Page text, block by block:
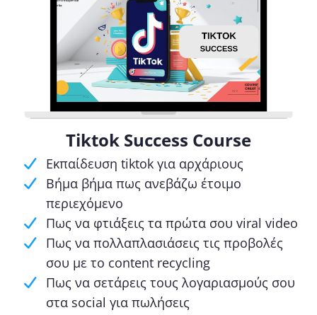
Tiktok Success Course
Εκπαίδευση tiktok για αρχάριους
Βήμα βήμα πως ανεβάζω έτοιμο
περιεχόμενο
Πως να φτιάξεις τα πρώτα σου viral video
Πως να πολλαπλασιάσεις τις προβολές
σου με το content recycling
Πως να σετάρεις τους λογαριασμούς σου
στα social για πωλήσεις